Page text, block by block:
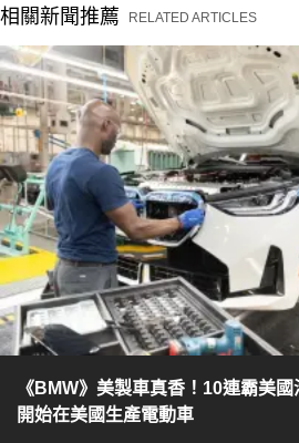
相關新聞推薦 RELATED ARTICLES
《BMW》美製車真香！10連霸美
開始在美國生產電動車